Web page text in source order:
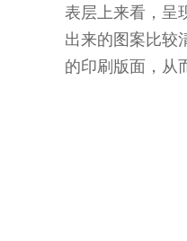
表层上来看，呈
出来的图案比较
的印刷版面，从